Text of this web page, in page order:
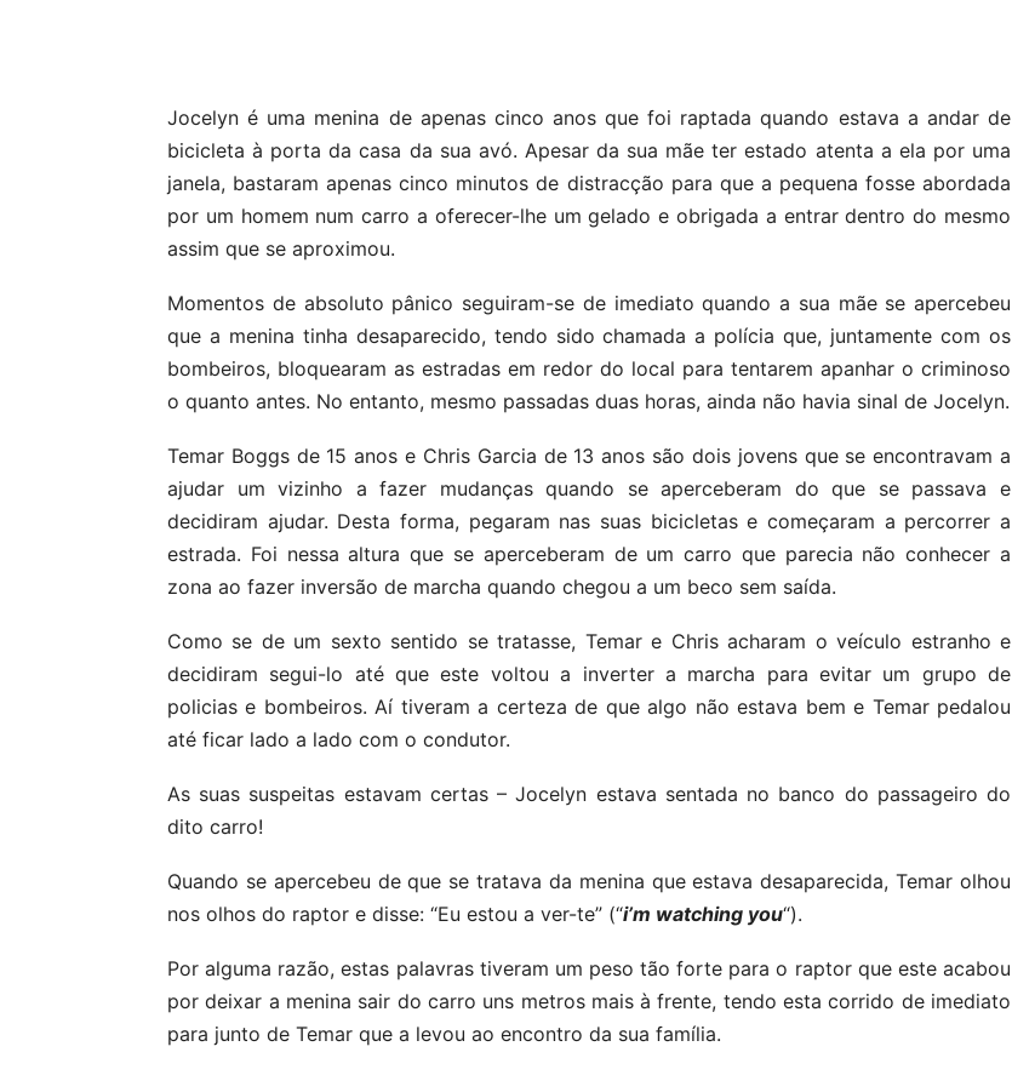
Jocelyn é uma menina de apenas cinco anos que foi raptada quando estava a andar de
bicicleta à porta da casa da sua avó. Apesar da sua mãe ter estado atenta a ela por uma
janela, bastaram apenas cinco minutos de distracção para que a pequena fosse abordada
por um homem num carro a oferecer-lhe um gelado e obrigada a entrar dentro do mesmo
assim que se aproximou.
Momentos de absoluto pânico seguiram-se de imediato quando a sua mãe se apercebeu
que a menina tinha desaparecido, tendo sido chamada a polícia que, juntamente com os
bombeiros, bloquearam as estradas em redor do local para tentarem apanhar o criminoso
o quanto antes. No entanto, mesmo passadas duas horas, ainda não havia sinal de Jocelyn.
Temar Boggs de 15 anos e Chris Garcia de 13 anos são dois jovens que se encontravam a
ajudar um vizinho a fazer mudanças quando se aperceberam do que se passava e
decidiram ajudar. Desta forma, pegaram nas suas bicicletas e começaram a percorrer a
estrada. Foi nessa altura que se aperceberam de um carro que parecia não conhecer a
zona ao fazer inversão de marcha quando chegou a um beco sem saída.
Como se de um sexto sentido se tratasse, Temar e Chris acharam o veículo estranho e
decidiram segui-lo até que este voltou a inverter a marcha para evitar um grupo de
policias e bombeiros. Aí tiveram a certeza de que algo não estava bem e Temar pedalou
até ficar lado a lado com o condutor.
As suas suspeitas estavam certas – Jocelyn estava sentada no banco do passageiro do
dito carro!
Quando se apercebeu de que se tratava da menina que estava desaparecida, Temar olhou
nos olhos do raptor e disse: “Eu estou a ver-te” (“i’m watching you“).
Por alguma razão, estas palavras tiveram um peso tão forte para o raptor que este acabou
por deixar a menina sair do carro uns metros mais à frente, tendo esta corrido de imediato
para junto de Temar que a levou ao encontro da sua família.